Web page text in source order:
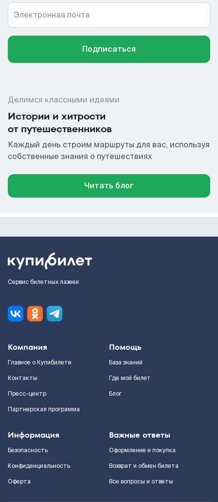
Электронная почта
Подписаться
Делимся классными идеями
Истории и хитрости
от путешественников
Каждый день строим маршруты для вас, используя
собственные знания о путешествиях
Читать блог
Сервис билетных лазеек
Компания
Главное о Купибилете
Контакты
Пресс-центр
Партнерская программа
Помощь
База знаний
Где мой билет
Блог
Информация
Безопасность
Конфиденциальность
Оферта
Важные ответы
Оформление и покупка
Возврат и обмен билета
Все вопросы и ответы